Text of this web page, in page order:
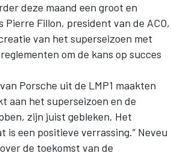
deze maand een groot en
Fillon, president van de ACO,
van het superseizoen met
om de kans op succes
Porsche uit de LMP1 maakten
aan het superseizoen en de
zijn juist gebleken. Het
is een positieve verrassing.” Neveu
de toekomst van de